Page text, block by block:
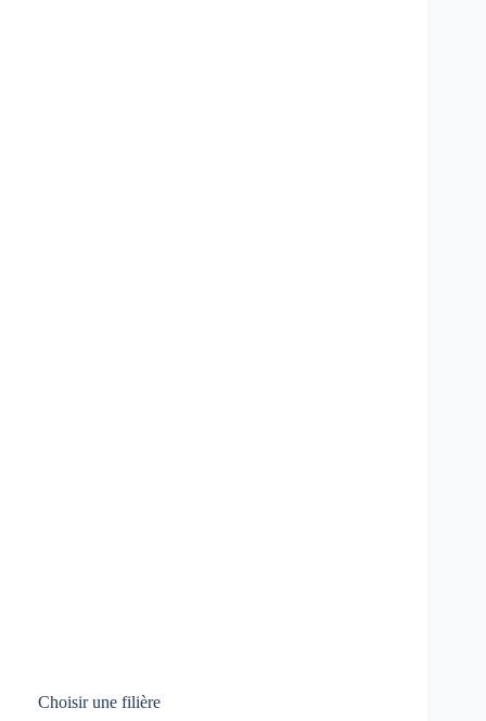
Choisir une filière